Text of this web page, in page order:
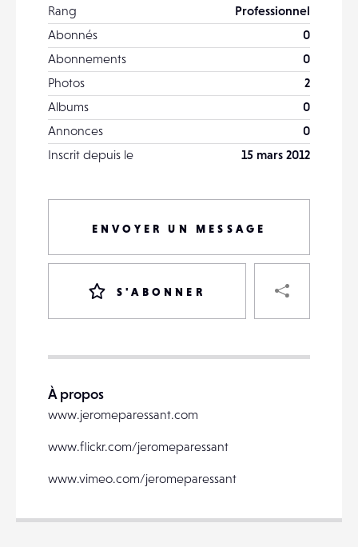
Rang
Professionnel
Abonnés
0
Abonnements
0
Photos
2
Albums
0
Annonces
0
Inscrit depuis le
15 mars 2012
ENVOYER UN MESSAGE
S'ABONNER
À propos
www.jeromeparessant.com
www.flickr.com/jeromeparessant
www.vimeo.com/jeromeparessant